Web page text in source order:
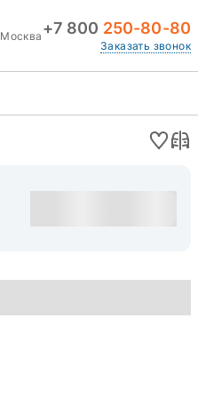
Москва +7 800 250-80-80
Заказать звонок